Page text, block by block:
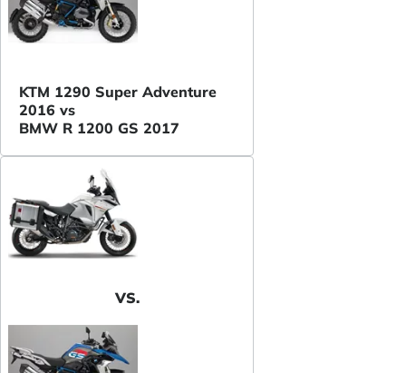
KTM 1290 Super Adventure
2016 vs
BMW R 1200 GS 2017
VS.